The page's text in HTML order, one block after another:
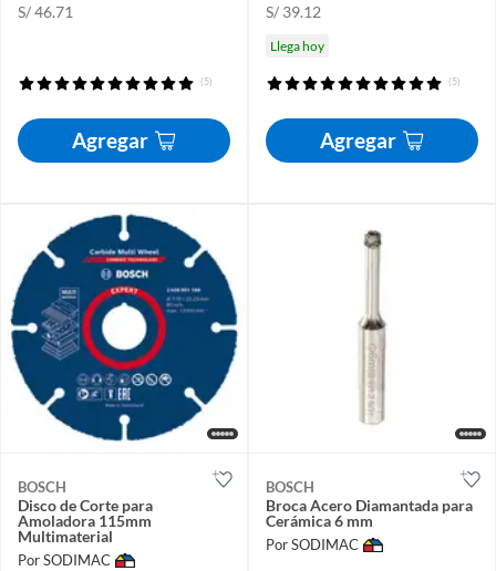
S/ 46.71
(5)
Agregar
S/ 39.12
Llega hoy
(5)
Agregar
BOSCH
Disco de Corte para
Amoladora 115mm
Multimaterial
Por SODIMAC
BOSCH
Broca Acero Diamantada para
Cerámica 6 mm
Por SODIMAC